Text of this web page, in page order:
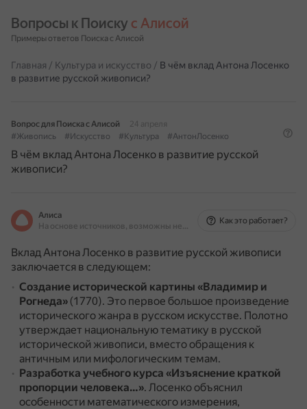
Вопросы к Поиску с Алисой
Примеры ответов Поиска с Алисой
Главная / Культура и искусство / В чём вклад Антона Лосенко
в развитие русской живописи?
Вопрос для Поиска с Алисой
24 апреля
#Живопись
#Искусство #Культура #АнтонЛосенко
В чём вклад Антона Лосенко в развитие русской
живописи?
Алиса
На основе источников, возможны неточности
Как это работает?
Вклад Антона Лосенко в развитие русской живописи
заключается в следующем:
Создание исторической картины «Владимир и
Рогнеда» (1770). Это первое большое произведение
исторического жанра в русском искусстве. Полотно
утверждает национальную тематику в русской
исторической живописи, вместо обращения к
античным или мифологическим темам.
Разработка учебного курса «Изъяснение краткой
пропорции человека…». Лосенко объяснил
особенности математического измерения,